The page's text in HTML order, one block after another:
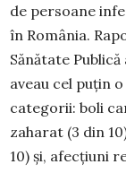
de persoane
în România.
Sănătate
aveau cel puțin
categorii: boli
zaharat (3 din
10) și, afecțiuni